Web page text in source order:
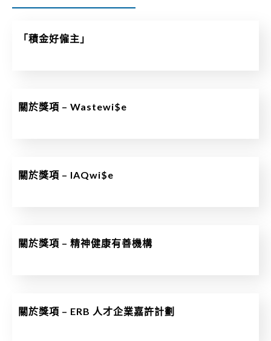
「積金好僱主」
關於獎項 – Wastewi$e
關於獎項 – IAQwi$e
關於獎項 – 精神健康有善機構
關於獎項 – ERB 人才企業嘉許計劃